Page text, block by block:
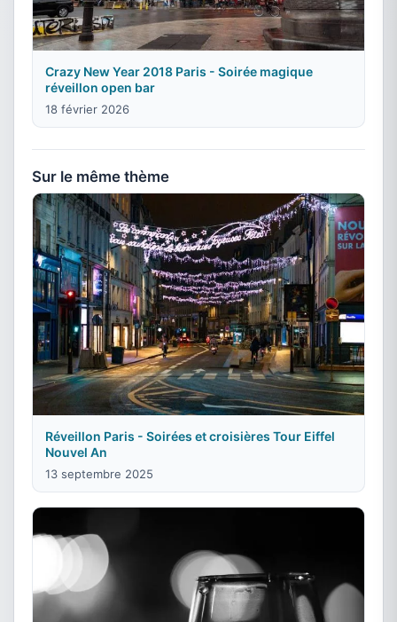
Crazy New Year 2018 Paris - Soirée magique
réveillon open bar
18 février 2026
Sur le même thème
Réveillon Paris - Soirées et croisières Tour Eiffel
Nouvel An
13 septembre 2025